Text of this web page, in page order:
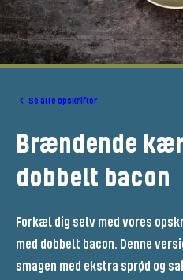
Se alle opskrifter
Brændende
dobbelt bacon
Forkæl dig selv med vores
med dobbelt bacon. Denne
smagen med ekstra sprød og